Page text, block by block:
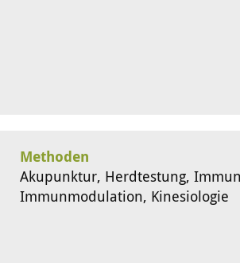
Methoden
Akupunktur, Herdtestung,
Immunmodulation, Kinesiologie